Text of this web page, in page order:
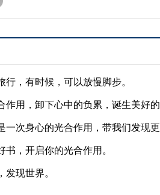
，有时候，可以放慢脚步。
用，卸下心中的负累，诞生美好
次身心的光合作用，带我们发现
，开启你的光合作用。
现世界。